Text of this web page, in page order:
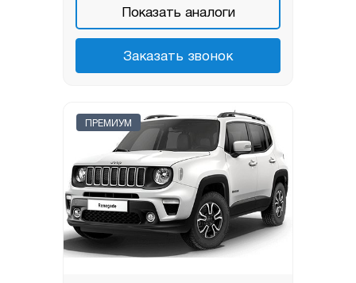
Показать аналоги
Заказать звонок
ПРЕМИУМ